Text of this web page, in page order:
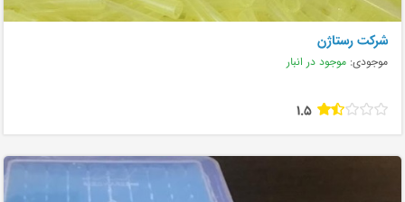
شرکت رستاژن
موجودی: موجود در انبار
1.5